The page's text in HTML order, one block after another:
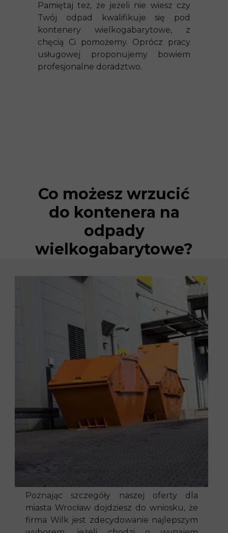
Pamiętaj też, że jeżeli nie wiesz czy
Twój odpad kwalifikuje się pod
kontenery wielkogabarytowe, z
chęcią Ci pomożemy. Oprócz pracy
usługowej proponujemy bowiem
profesjonalne doradztwo.
Co możesz wrzucić
do kontenera na
odpady
wielkogabarytowe?
Poznając szczegóły naszej oferty dla
miasta Wrocław dojdziesz do wniosku, że
firma Wilk jest zdecydowanie najlepszym